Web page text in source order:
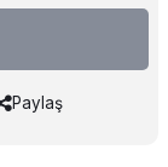
Paylaş